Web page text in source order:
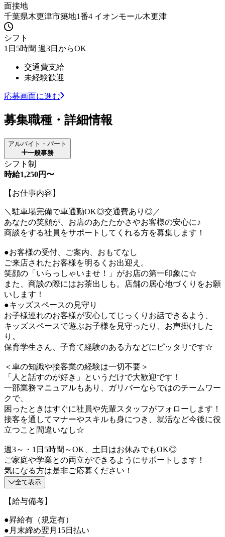
面接地
千葉県木更津市築地1番4 イオンモール木更津
シフト
1日5時間 週3日からOK
交通費支給
未経験歓迎
応募画面に進む
募集職種・詳細情報
アルバイト・パート
一般事務
シフト制
時給1,250円〜
【お仕事内容】
＼駐車場完備で車通勤OK◎交通費あり◎／
あなたの笑顔が、お店のあたたかさやお客様の安心に♪
商談をする社員をサポートしてくれる方を募集します！
●お客様の受付、ご案内、おもてなし
ご来店されたお客様を明るくお出迎え。
笑顔の「いらっしゃいませ！」がお店の第一印象に☆
また、商談の際にはお茶出しも。店舗の居心地づくりをお願
いします！
●キッズスペースの見守り
お子様連れのお客様が安心してじっくりお話できるよう、
キッズスペースで遊ぶお子様を見守ったり、お声掛けした
り。
保育学生さん、子育て経験のある方などにピッタリです☆
＜車の知識や接客業の経験は一切不要＞
「人と話すのが好き」というだけで大歓迎です！
一部業務マニュアルもあり、ガリバーならではのチームワー
クで、
困ったときはすぐに社員や先輩スタッフがフォローします！
接客を通してマナーやスキルも身につき、就活など今後に役
立つこと間違いなし☆
週3～・1日5時間～OK、土日はお休みでもOK◎
ご家庭や学業との両立ができるようにサポートします！
気になる方は是非ご応募ください！
全て表示
【給与備考】
●昇給有（規定有）
●月末締め翌月15日払い